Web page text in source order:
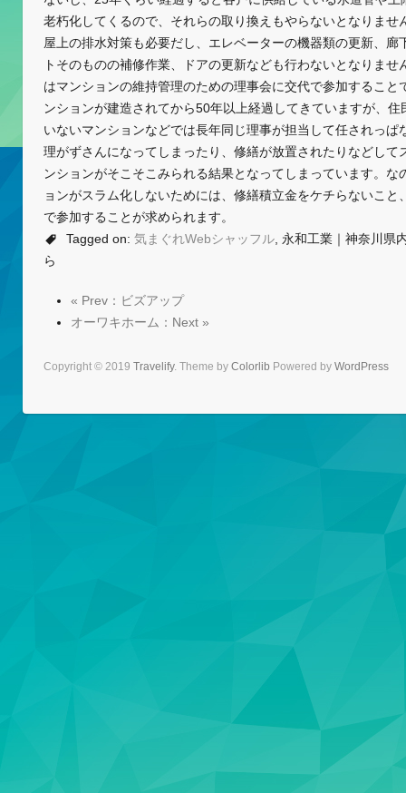
老朽化してくるので、それらの取り換えもやらないとなりませ
屋上の排水対策も必要だし、エレベーターの機器類の更新、廊
トそのものの補修作業、ドアの更新なども行わないとなりま
はマンションの維持管理のための理事会に交代で参加すること
ンションが建造されてから50年以上経過してきていますが、
いないマンションなどでは長年同じ理事が担当して任されっぱ
理がずさんになってしまったり、修繕が放置されたりなどして
ンションがそこそこみられる結果となってしまっています。な
ョンがスラム化しないためには、修繕積立金をケチらないこと
で参加することが求められます。
Tagged on: 気まぐれWebシャッフル, 永和工業｜神奈川県
ら
« Prev：ビズアップ
オーワキホーム：Next »
Copyright © 2019 Travelify. Theme by Colorlib Powered by WordPress